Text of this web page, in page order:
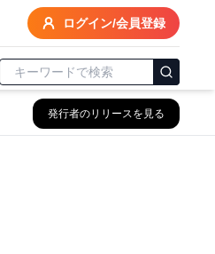
ログイン/会員登録
発行者のリリースを見る